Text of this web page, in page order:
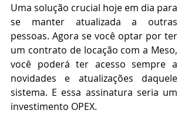
Uma solução crucial hoje em dia para
se manter atualizada a outras
pessoas. Agora se você optar por ter
um contrato de locação com a Meso,
você poderá ter acesso sempre a
novidades e atualizações daquele
sistema. E essa assinatura seria um
investimento OPEX.